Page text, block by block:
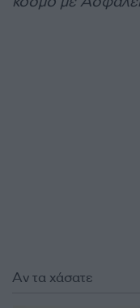
Αν τα χάσατε